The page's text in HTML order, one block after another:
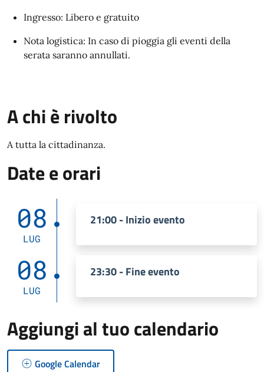
Ingresso: Libero e gratuito
Nota logistica: In caso di pioggia gli eventi della
serata saranno annullati.
A chi è rivolto
A tutta la cittadinanza.
Date e orari
08
LUG
21:00 - Inizio evento
08
LUG
23:30 - Fine evento
Aggiungi al tuo calendario
Google Calendar